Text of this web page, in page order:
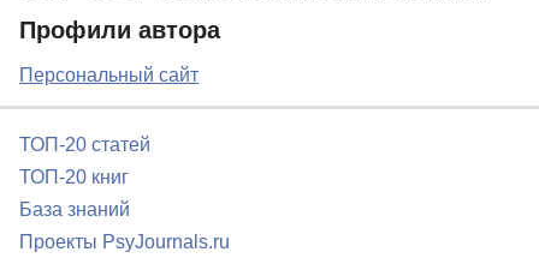
Профили автора
Персональный сайт
ТОП-20 статей
ТОП-20 книг
База знаний
Проекты PsyJournals.ru